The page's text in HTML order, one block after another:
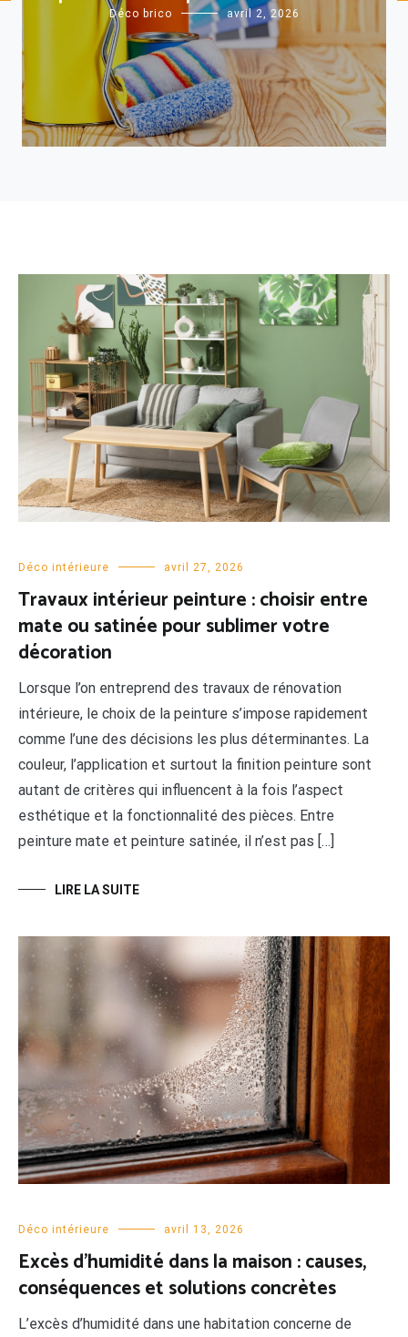
Déco brico avril 2, 2026
Déco intérieure avril 27, 2026
Travaux intérieur peinture : choisir entre
mate ou satinée pour sublimer votre
décoration
Lorsque l’on entreprend des travaux de rénovation
intérieure, le choix de la peinture s’impose rapidement
comme l’une des décisions les plus déterminantes. La
couleur, l’application et surtout la finition peinture sont
autant de critères qui influencent à la fois l’aspect
esthétique et la fonctionnalité des pièces. Entre
peinture mate et peinture satinée, il n’est pas […]
LIRE LA SUITE
Déco intérieure avril 13, 2026
Excès d’humidité dans la maison : causes,
conséquences et solutions concrètes
L’excès d’humidité dans une habitation concerne de